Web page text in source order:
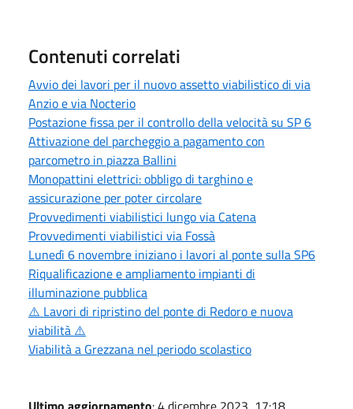
Contenuti correlati
Avvio dei lavori per il nuovo assetto viabilistico di via
Anzio e via Nocterio
Postazione fissa per il controllo della velocità su SP 6
Attivazione del parcheggio a pagamento con
parcometro in piazza Ballini
Monopattini elettrici: obbligo di targhino e
assicurazione per poter circolare
Provvedimenti viabilistici lungo via Catena
Provvedimenti viabilistici via Fossà
Lunedì 6 novembre iniziano i lavori al ponte sulla SP6
Riqualificazione e ampliamento impianti di
illuminazione pubblica
⚠️ Lavori di ripristino del ponte di Redoro e nuova
viabilità ⚠️
Viabilità a Grezzana nel periodo scolastico